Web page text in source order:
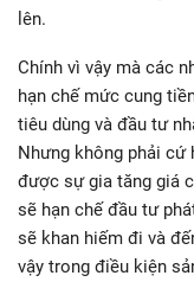
lên.
Chính vì vậy mà các
hạn chế mức cung
tiêu dùng và đầu tư
Nhưng không phải cứ
được sự gia tăng giá
sẽ hạn chế đầu tư
sẽ khan hiếm đi và
vậy trong điều kiện